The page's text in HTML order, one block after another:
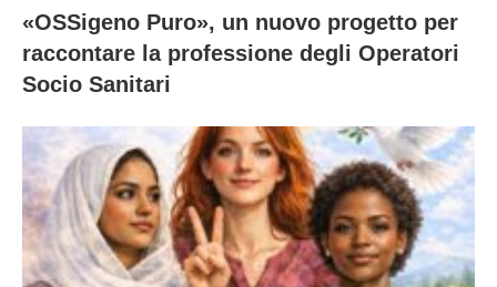
«OSSigeno Puro», un nuovo progetto per
raccontare la professione degli Operatori
Socio Sanitari